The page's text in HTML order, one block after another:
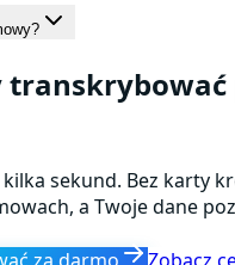
transkrybować
sekund. Bez karty
a Twoje dane